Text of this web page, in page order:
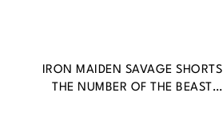
IRON MAIDEN SAVAGE SHORTS
THE NUMBER OF THE BEAST